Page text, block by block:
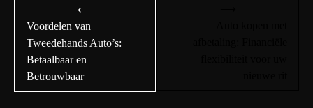
navigatie
⟵
Voordelen van
Tweedehands Auto’s:
Betaalbaar en
Betrouwbaar